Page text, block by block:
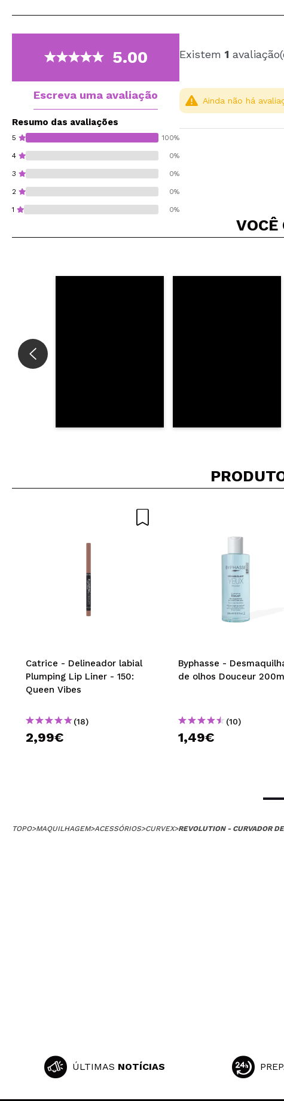
5.00
Escreva uma avaliação
Resumo das avaliações
5 100%
4 0%
3 0%
2 0%
1 0%
Existem 1
Ainda não há
VOCÊ
Catrice - Delineador labial
Plumping Lip Liner - 150:
Queen Vibes
(18)
2,99€
Byphasse -
de olhos Douceur
(10)
1,49€
TOPO>MAQUILHAGEM>ACESSÓRIOS>CURVEX>REVOLUTION - CURVADOR
ÚLTIMAS NOTÍCIAS